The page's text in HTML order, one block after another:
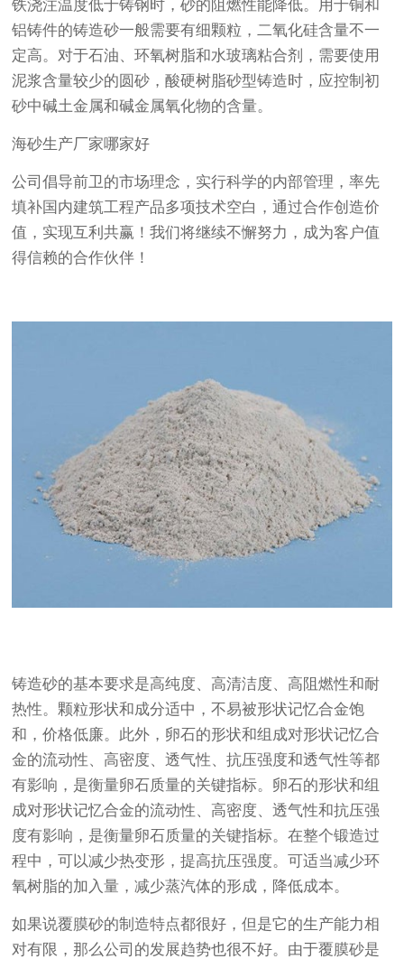
铁浇注温度低于铸钢时，砂的阻燃性能降低。用于铜和
铝铸件的铸造砂一般需要有细颗粒，二氧化硅含量不一
定高。对于石油、环氧树脂和水玻璃粘合剂，需要使用
泥浆含量较少的圆砂，酸硬树脂砂型铸造时，应控制初
砂中碱土金属和碱金属氧化物的含量。
海砂生产厂家哪家好
公司倡导前卫的市场理念，实行科学的内部管理，率先
填补国内建筑工程产品多项技术空白，通过合作创造价
值，实现互利共赢！我们将继续不懈努力，成为客户值
得信赖的合作伙伴！
铸造砂的基本要求是高纯度、高清洁度、高阻燃性和耐
热性。颗粒形状和成分适中，不易被形状记忆合金饱
和，价格低廉。此外，卵石的形状和组成对形状记忆合
金的流动性、高密度、透气性、抗压强度和透气性等都
有影响，是衡量卵石质量的关键指标。卵石的形状和组
成对形状记忆合金的流动性、高密度、透气性和抗压强
度有影响，是衡量卵石质量的关键指标。在整个锻造过
程中，可以减少热变形，提高抗压强度。可适当减少环
氧树脂的加入量，减少蒸汽体的形成，降低成本。
如果说覆膜砂的制造特点都很好，但是它的生产能力相
对有限，那么公司的发展趋势也很不好。由于覆膜砂是